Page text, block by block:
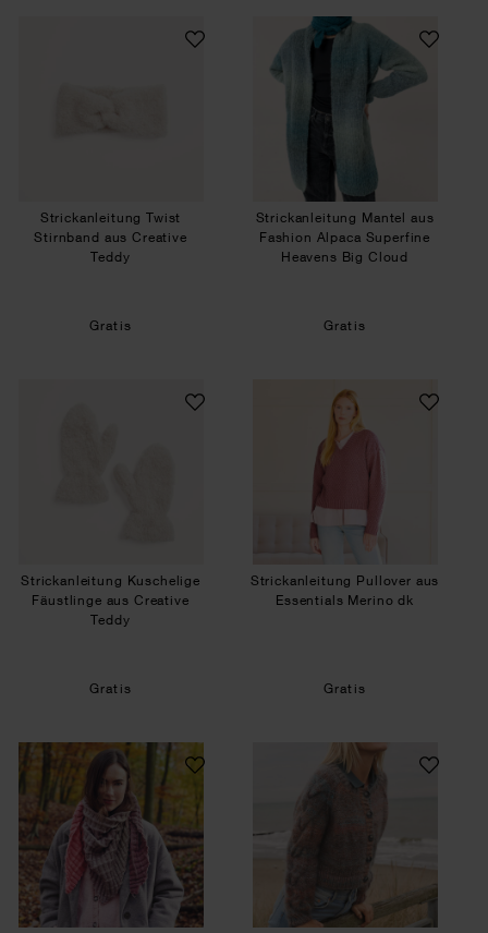
Strickanleitung Twist Stirnband aus Creative
Strickanleitung Twist
Stirnband aus Creative
Teddy
Gratis
Strickanleitung
Strickanleitung Mantel aus
Fashion Alpaca Superfine
Heavens Big Cloud
Gratis
Strickanleitung Kuschelige Fäustlinge aus
Strickanleitung Kuschelige
Fäustlinge aus Creative
Teddy
Gratis
Strickanleitung
Strickanleitung Pullover aus
Essentials Merino dk
Gratis
Strickanleitung Dreieckstuch Creative Wool
Strickanleitung